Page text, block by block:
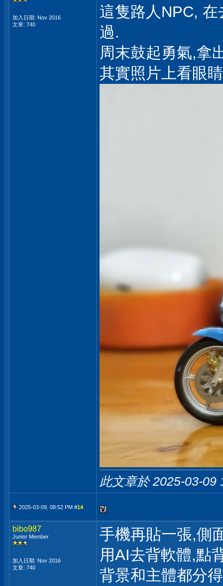
加入日期: Nov 2016
文章: 740
這隻路人NPC,
過.
周末鼓起勇氣,拿
其實照片上看眼
此文章於 2025-03-09
2025-03-09, 08:52 PM #14
bibo987
Junior Member
加入日期: Nov 2016
文章: 740
手機再貼一張,側
用AI去背軟體,點
背景和主體都分